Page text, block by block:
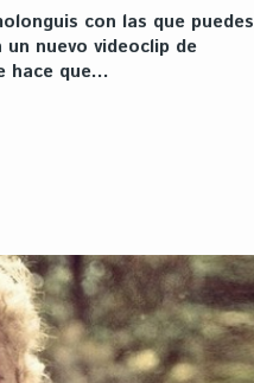
con las que puedes
nuevo videoclip de
hace que…